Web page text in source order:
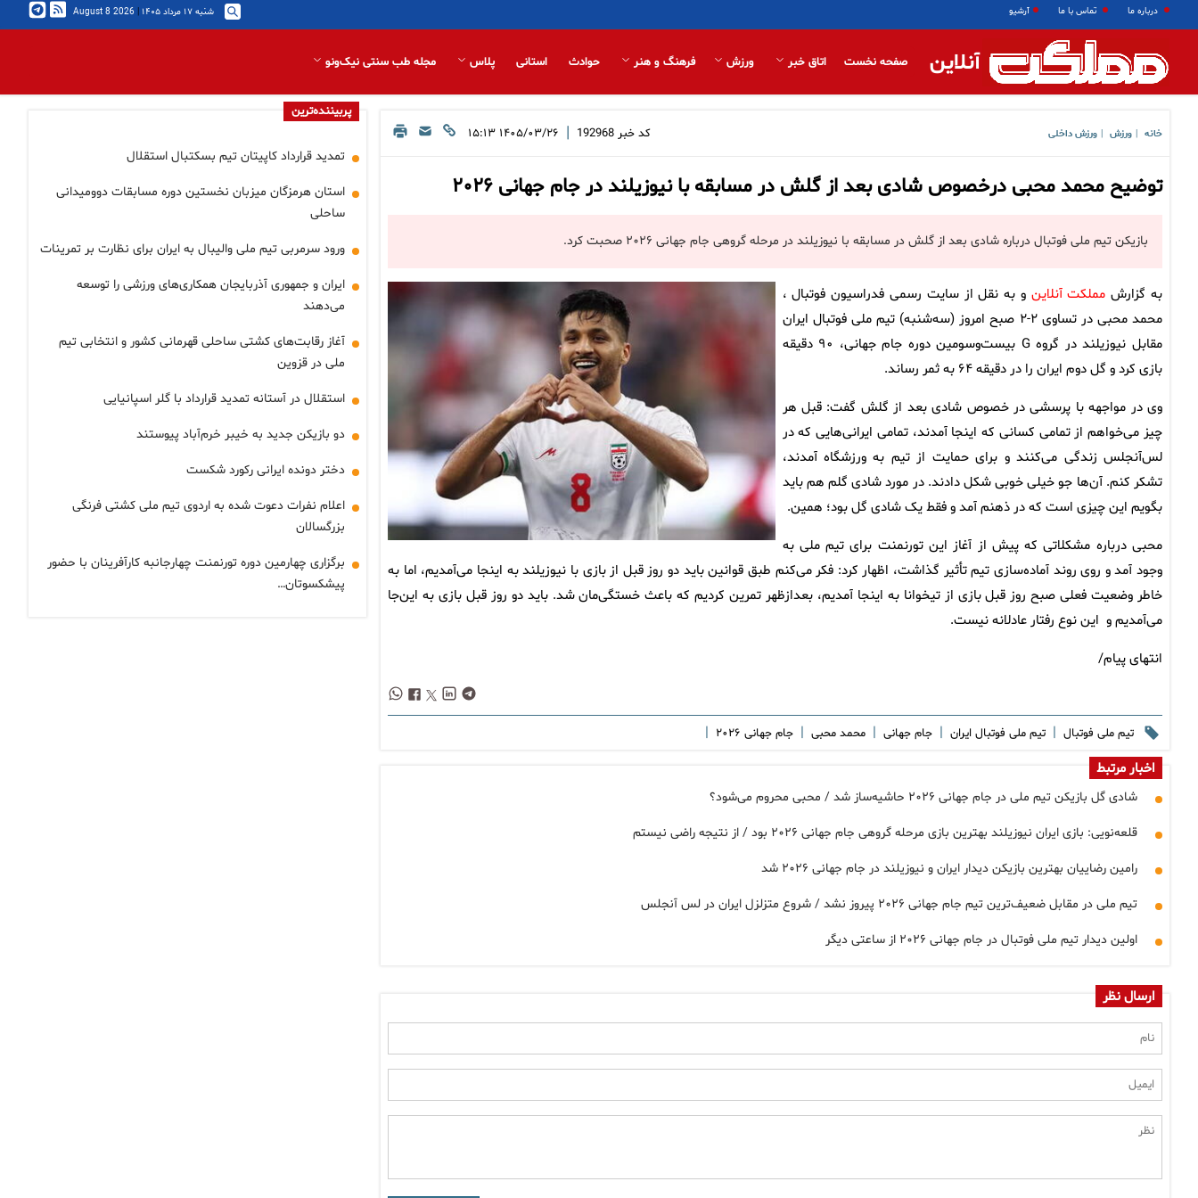
درباره ما تماس با ما آرشیو شنبه ۱۷ مرداد ۱۴۰۵ |
2026 August 8
آنلاین صفحه نخست اتاق خبر ورزش فرهنگ و هنر حوادث استانی پلاس مجله طب سنتی نیک‌ونو
خانه ورزش ورزش داخلی کد خبر 192968
| ۱۴۰۵/۰۳/۲۶ ۱۵:۱۳
توضیح محمد محبی درخصوص شادی بعد از گلش در مسابقه با نیوزیلند در جام جهانی ۲۰۲۶
بازیکن تیم ملی فوتبال درباره شادی بعد از گلش در مسابقه با نیوزیلند در مرحله گروهی جام جهانی ۲۰۲۶ صحبت کرد.
به گزارش مملکت آنلاینو به نقل از سایت رسمی فدراسیون فوتبال ،
محمد محبی در تساوی ۲-۲ صبح امروز (سه‌شنبه) تیم ملی فوتبال ایران
مقابل نیوزیلند در گروه G بیست‌وسومین دوره جام جهانی، ۹۰ دقیقه
بازی کرد و گل دوم ایران را در دقیقه ۶۴ به ثمر رساند.
وی در مواجهه با پرسشی در خصوص شادی بعد از گلش گفت: قبل هر
چیز می‌خواهم از تمامی کسانی که اینجا آمدند، تمامی ایرانی‌هایی که در
لس‌آنجلس زندگی می‌کنند و برای حمایت از تیم به ورزشگاه آمدند،
تشکر کنم. آن‌ها جو خیلی خوبی شکل دادند. در مورد شادی گلم هم باید
بگویم این چیزی است که در ذهنم آمد و فقط یک شادی گل بود؛ همین.
محبی درباره مشکلاتی که پیش از آغاز این تورنمنت برای تیم ملی به
وجود آمد و روی روند آماده‌سازی تیم تأثیر گذاشت، اظهار کرد: فکر می‌کنم طبق قوانین باید دو روز قبل از بازی با نیوزیلند به اینجا می‌آمدیم، اما به
خاطر وضعیت فعلی صبح روز قبل بازی از تیخوانا به اینجا آمدیم، بعدازظهر تمرین کردیم که باعث خستگی‌مان شد. باید دو روز قبل بازی به این‌جا
می‌آمدیم و این نوع رفتار عادلانه نیست.
انتهای پیام/
تیم ملی فوتبال | تیم ملی فوتبال ایران | جام جهانی | محمد محبی | جام جهانی ۲۰۲۶ |
اخبار مرتبط
شادی گل بازیکن تیم ملی در جام جهانی ۲۰۲۶ حاشیه‌ساز شد / محبی محروم می‌شود؟
قلعه‌نویی: بازی ایران نیوزیلند بهترین بازی مرحله گروهی جام جهانی ۲۰۲۶ بود / از نتیجه راضی نیستم
رامین رضاییان بهترین بازیکن دیدار ایران و نیوزیلند در جام جهانی ۲۰۲۶ شد
تیم ملی در مقابل ضعیف‌ترین تیم جام جهانی ۲۰۲۶ پیروز نشد / شروع متزلزل ایران در لس آنجلس
اولین دیدار تیم ملی فوتبال در جام جهانی ۲۰۲۶ از ساعتی دیگر
ارسال نظر
پربیننده‌ترین
تمدید قرارداد کاپیتان تیم بسکتبال استقلال
استان هرمزگان میزبان نخستین دوره مسابقات دوومیدانی
ساحلی
ورود سرمربی تیم ملی والیبال به ایران برای نظارت بر تمرینات
ایران و جمهوری آذربایجان همکاری‌های ورزشی را توسعه
می‌دهند
آغاز رقابت‌های کشتی ساحلی قهرمانی کشور و انتخابی تیم
ملی در قزوین
استقلال در آستانه تمدید قرارداد با گلر اسپانیایی
دو بازیکن جدید به خیبر خرم‌آباد پیوستند
دختر دونده ایرانی رکورد شکست
اعلام نفرات دعوت شده به اردوی تیم ملی کشتی فرنگی
بزرگسالان
برگزاری چهارمین دوره تورنمنت چهارجانبه کارآفرینان با حضور
پیشکسوتان…